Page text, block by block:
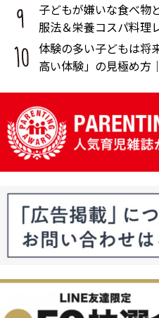
子どもが嫌いな食べ物
服法＆栄養コスパ料理
体験の多い子どもは将
高い体験」の見極め方